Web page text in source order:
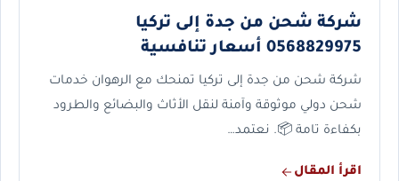
شركة شحن من جدة إلى تركيا
0568829975 أسعار تنافسية
شركة شحن من جدة إلى تركيا تمنحك مع الرهوان خدمات
شحن دولي موثوقة وآمنة لنقل الأثاث والبضائع والطرود
بكفاءة تامة 📦. نعتمد…
اقرأ المقال